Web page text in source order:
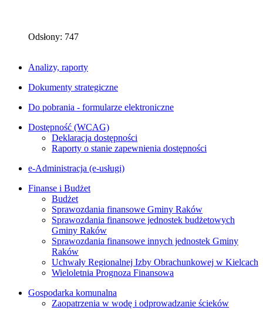
Odsłony: 747
Analizy, raporty
Dokumenty strategiczne
Do pobrania - formularze elektroniczne
Dostępność (WCAG)
Deklaracja dostępności
Raporty o stanie zapewnienia dostępności
e-Administracja (e-usługi)
Finanse i Budżet
Budżet
Sprawozdania finansowe Gminy Raków
Sprawozdania finansowe jednostek budżetowych
Gminy Raków
Sprawozdania finansowe innych jednostek Gminy
Raków
Uchwały Regionalnej Izby Obrachunkowej w Kielcach
Wieloletnia Prognoza Finansowa
Gospodarka komunalna
Zaopatrzenia w wodę i odprowadzanie ścieków